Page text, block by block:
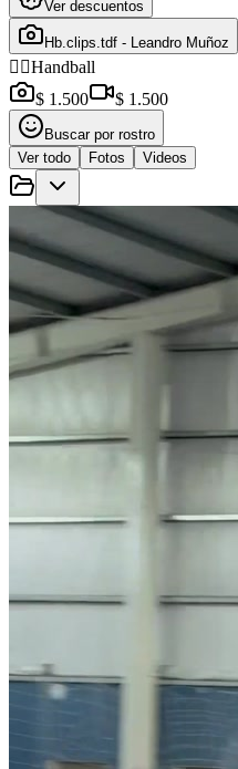
Ver descuentos
Hb.clips.tdf - Leandro Muñoz
🤾‍♂️Handball
$ 1.500
$ 1.500
Buscar por rostro
Ver todo
Fotos Videos